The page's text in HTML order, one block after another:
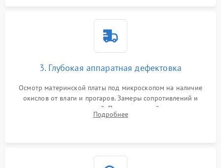
3. Глубокая аппаратная дефектовка
Осмотр материнской платы под микроскопом на наличие
окислов от влаги и прогаров. Замеры сопротивлений и
дежурных напряжений. Проверка цепей питания,
мультиконтроллера, процессора и видеочипа.
Подробнее